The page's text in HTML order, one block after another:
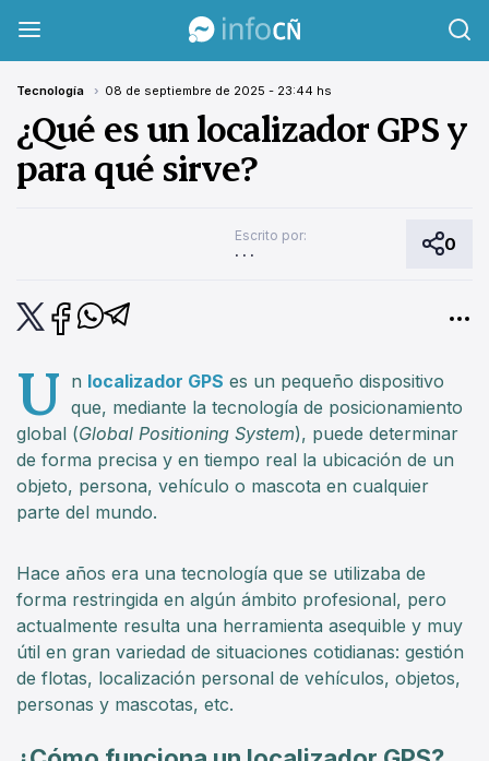
Tecnología 08 de septiembre de 2025 - 23:44 hs
¿Qué es un localizador GPS y
para qué sirve?
Escrito por:
. . .
0
U n localizador GPS es un pequeño dispositivo
que, mediante la tecnología de posicionamiento
global (Global Positioning System), puede determinar
de forma precisa y en tiempo real la ubicación de un
objeto, persona, vehículo o mascota en cualquier
parte del mundo.
Hace años era una tecnología que se utilizaba de
forma restringida en algún ámbito profesional, pero
actualmente resulta una herramienta asequible y muy
útil en gran variedad de situaciones cotidianas: gestión
de flotas, localización personal de vehículos, objetos,
personas y mascotas, etc.